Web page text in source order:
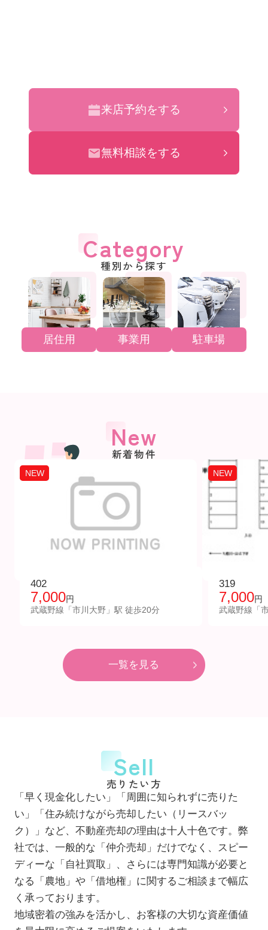
来店予約をする
無料相談をする
Category
種別から探す
居住用 事業用 駐車場
New
新着物件
NEW
402
7,000円
武蔵野線「市川大野」駅 徒歩20分
NEW
319
7,000円
武蔵野線「
一覧を見る
Sell
売りたい方
「早く現金化したい」「周囲に知られずに売りた
い」「住み続けながら売却したい（リースバッ
ク）」など、不動産売却の理由は十人十色です。弊
社では、一般的な「仲介売却」だけでなく、スピー
ディーな「自社買取」、さらには専門知識が必要と
なる「農地」や「借地権」に関するご相談まで幅広
く承っております。
地域密着の強みを活かし、お客様の大切な資産価値